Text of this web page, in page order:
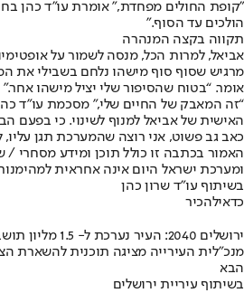
״קופת החולים מפחדת,” אומרת עו”ד כהן
הולכים עד הסוף.”
תקווה בקצה המנהרה
אביאל, למרות הכל, מנסה לשמור על
מרגיש שסוף סוף מישהו נלחם בשבילי את
אומר. “בטוח שהסיפור שלי יציל מישהו אחר.”
“זה המאבק של החיים שלי,” מסכמת עו”ד
האישית של אביאל למנוף לשינוי. כי בפעם
כאב גב פשוט, אני רוצה שהמערכת תגן עליו,
האמור בכתבה זו כולל תוכן ומידע מסחרי /
ומערכת ישראל היום אינה אחראית
בשיתוף עו"ד שרון כהן
כדאילהכיר
ירושלים 2040: העיר נערכת ל- 1.5 מליון תושבים
מנכ"לית העירייה מציגה תוכנית להשארת
הבא
בשיתוף עיריית ירושלים